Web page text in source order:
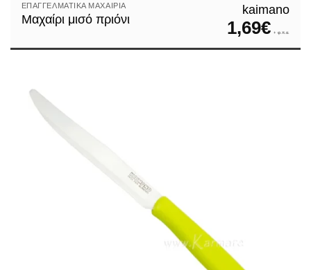
ΕΠΑΓΓΕΛΜΑΤΙΚΆ ΜΑΧΑΊΡΙΑ
Μαχαίρι μισό πριόνι
kaimano
1,69€ + φ.π.α.